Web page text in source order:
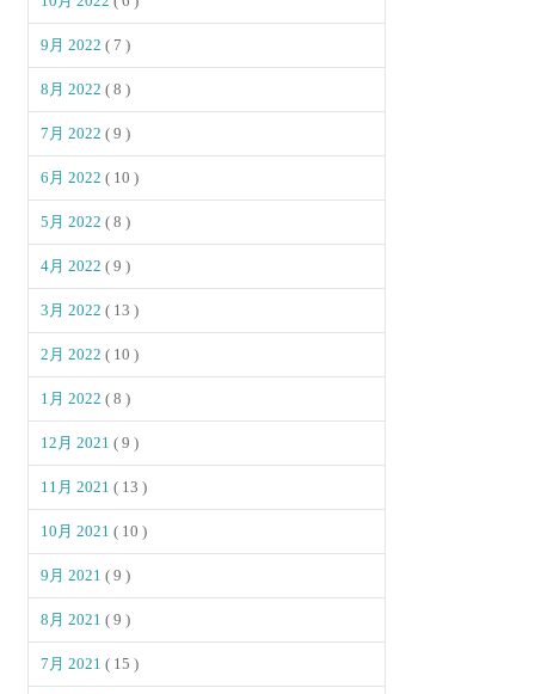
9月 2022( 7 )
8月 2022( 8 )
7月 2022( 9 )
6月 2022( 10 )
5月 2022( 8 )
4月 2022( 9 )
3月 2022( 13 )
2月 2022( 10 )
1月 2022( 8 )
12月 2021( 9 )
11月 2021( 13 )
10月 2021( 10 )
9月 2021( 9 )
8月 2021( 9 )
7月 2021( 15 )